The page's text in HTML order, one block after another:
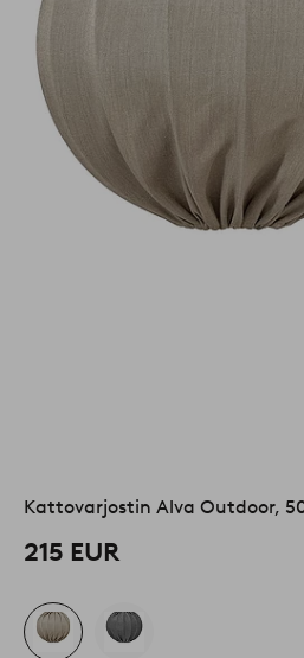
Kattovarjostin Alva Outdoor,
215 EUR